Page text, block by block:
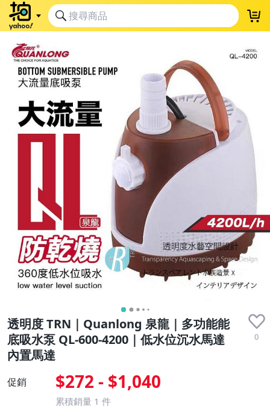
透明度 TRN｜Quanlong 泉龍｜多功能能
底吸水泵 QL-600-4200｜低水位沉水馬達
內置馬達
0
促銷 $272 - $1,040
累積銷量 1 件